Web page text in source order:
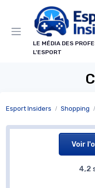
LE MÉDIA DES
L'ESPORT
Esport Insiders Shopping
Voir
4,2
Panneau de gestion des